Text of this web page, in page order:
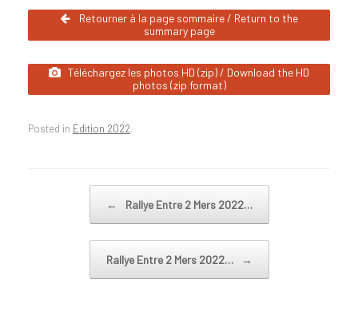
Retourner à la page sommaire / Return to the
summary page
Téléchargez les photos HD (zip) / Download the HD
photos (zip format)
Posted in Edition 2022.
← Rallye Entre 2 Mers 2022…
Rallye Entre 2 Mers 2022… →